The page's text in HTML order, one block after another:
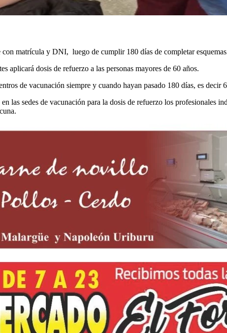
con matrícula y DNI, luego de cumplir 180 días de completar
dosis de refuerzo a las personas mayores de 60 años.
de vacunación siempre y cuando hayan pasado 180 días, es decir
las sedes de vacunación para la dosis de refuerzo los profesionales